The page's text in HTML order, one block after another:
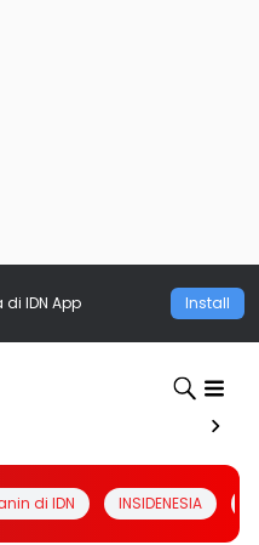
IDN App Install
di IDN INSIDENESIA